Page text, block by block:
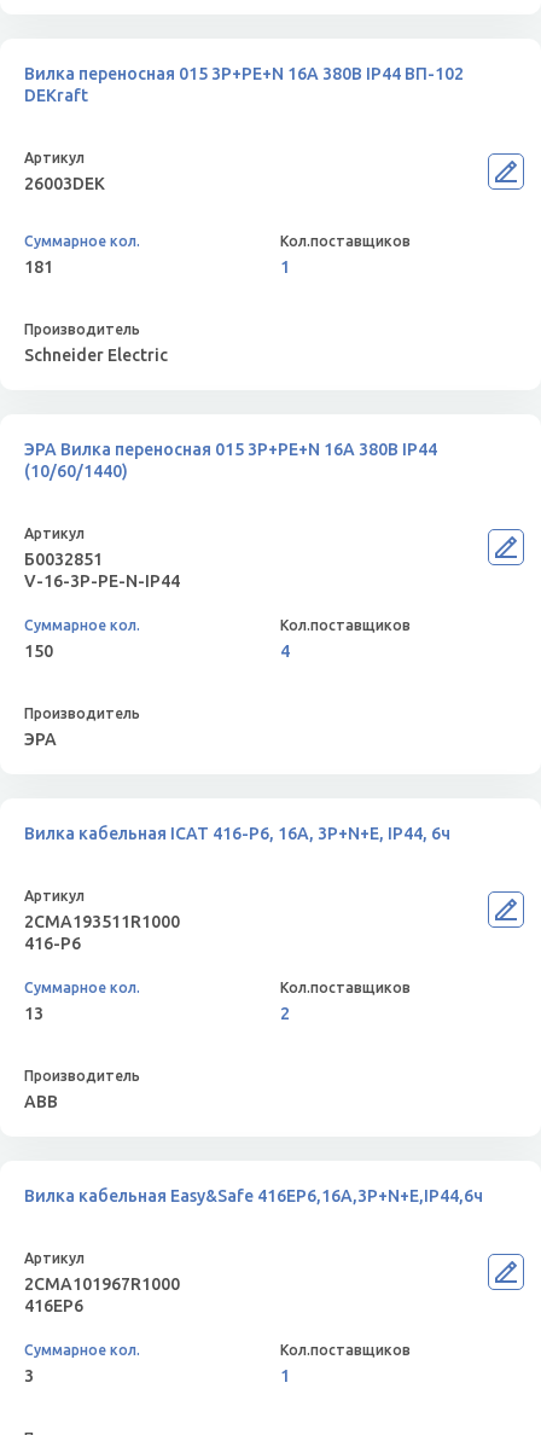
Вилка переносная 015 3Р+РЕ+N 16А 380В IP44 ВП-102
DEKraft
26003DEK
181 1
Schneider Electric
ЭРА Вилка переносная 015 3Р+РЕ+N 16А 380В IP44
(10/60/1440)
Б0032851
V-16-3P-PE-N-IP44
150 4
ЭРА
Вилка кабельная ICAT 416-P6, 16А, 3P+N+E, IP44, 6ч
2CMA193511R1000
416-P6
13 2
ABB
Вилка кабельная Easy&Safe 416EP6,16А,3P+N+E,IP44,6ч
2CMA101967R1000
416EP6
3 1